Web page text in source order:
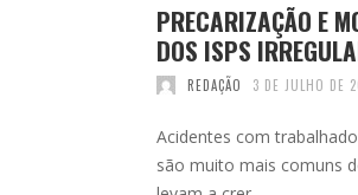
PRECARIZAÇÃO E
DOS ISPS
REDAÇÃO 3 DE JULHO DE
Acidentes com
são muito mais comuns